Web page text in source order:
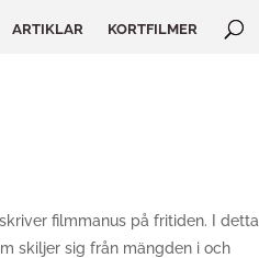
ARTIKLAR KORTFILMER
filmmanus på fritiden. I detta
skiljer sig från mängden i och